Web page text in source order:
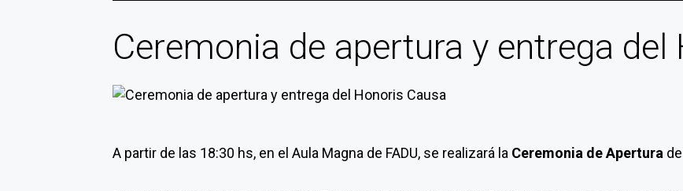
Ceremonia de apertura y entrega del
A partir de las 18:30 hs, en el Aula Magna de FADU, se realizará la Ceremonia de Apertura